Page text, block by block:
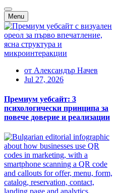
Menu
от Александър Начев
Jul 27, 2026
Премиум уебсайт: 3
психологически принципа за
повече доверие и реализации